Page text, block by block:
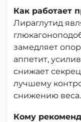
Как работает
Лираглутид
замедляет
аппетит,
снижает
лучшему
снижению веса.
Кому